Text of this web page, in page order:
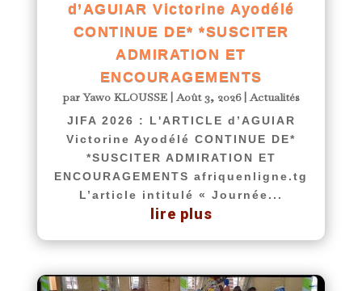
d’AGUIAR Victorine Ayodélé
CONTINUE DE* *SUSCITER
ADMIRATION ET
ENCOURAGEMENTS
parYawo KLOUSSE|Août 3, 2026|Actualités
JIFA 2026 : L'ARTICLE d’AGUIAR
Victorine Ayodélé CONTINUE DE*
*SUSCITER ADMIRATION ET
ENCOURAGEMENTS afriquenligne.tg
L’article intitulé « Journée...
lire plus